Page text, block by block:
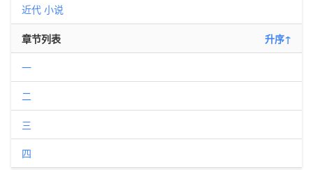
近代 小说
章节列表 升序↑
一
二
三
四